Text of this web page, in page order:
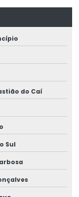
trabalhodo Caí
Sul